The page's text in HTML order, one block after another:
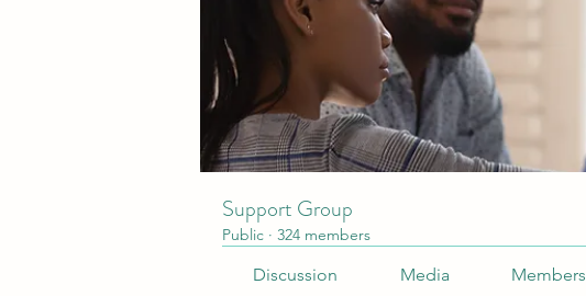
Support Group
Public · 324 members
Discussion Media Members